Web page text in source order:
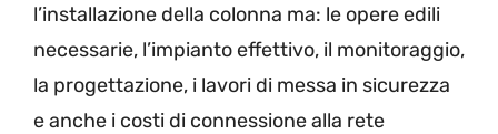
l’installazione della colonna ma: le opere edili
necessarie, l’impianto effettivo, il monitoraggio,
la progettazione, i lavori di messa in sicurezza
e anche i costi di connessione alla rete